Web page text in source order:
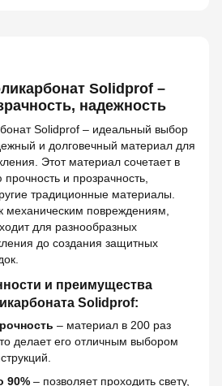
Solidprof –
надежность
Solidprof – идеальный выбор
и долговечный материал для
Этот материал сочетает в
и прозрачность,
традиционные материалы.
механическим повреждениям,
для разнообразных
до создания защитных
и преимущества
Solidprof:
– материал в 200 раз
делает его отличным выбором
90% – позволяет проходить свету,